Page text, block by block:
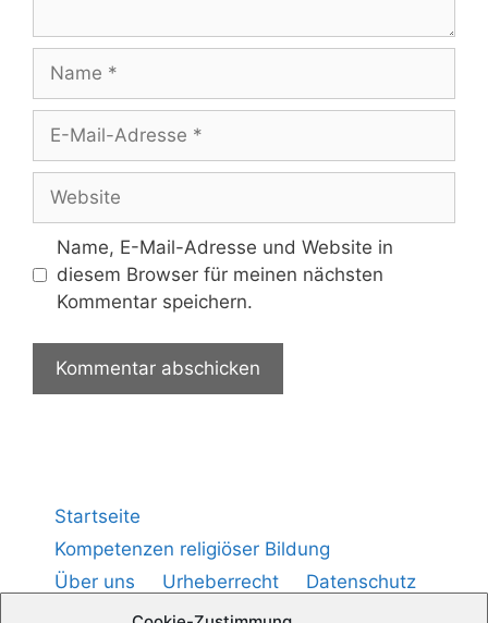
Name, E-Mail-Adresse und Website in
diesem Browser für meinen nächsten
Kommentar speichern.
Startseite
Kompetenzen religiöser Bildung
Über uns
Urheberrecht
Datenschutz
Impressum
Cookie-Richtlinie (